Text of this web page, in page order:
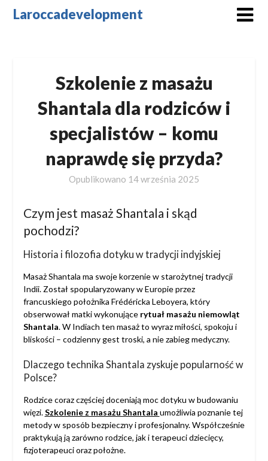
SkipLaroccadevelopment
Szkolenie z masażu
Shantala dla rodziców i
specjalistów – komu
naprawdę się przyda?
Opublikowano 14 września 2025
Czym jest masaż Shantala i skąd
pochodzi?
Historia i filozofia dotyku w tradycji indyjskiej
Masaż Shantala ma swoje korzenie w starożytnej tradycji
Indii. Został spopularyzowany w Europie przez
francuskiego położnika Frédéricka Leboyera, który
obserwował matki wykonujące rytuał masażu niemowląt
Shantala. W Indiach ten masaż to wyraz miłości, spokoju i
bliskości – codzienny gest troski, a nie zabieg medyczny.
Dlaczego technika Shantala zyskuje popularność w
Polsce?
Rodzice coraz częściej doceniają moc dotyku w budowaniu
więzi.Szkolenie z masażu Shantala umożliwia poznanie tej
metody w sposób bezpieczny i profesjonalny. Współcześnie
praktykują ją zarówno rodzice, jak i terapeuci dziecięcy,
fizjoterapeuci oraz położne.